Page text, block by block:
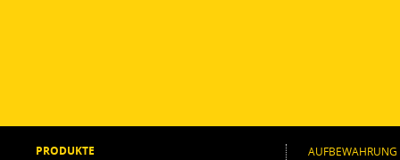
PRODUKTE
AUFBEWAHRUNG